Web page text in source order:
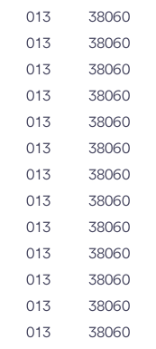
013
38060
013
38060
013
38060
013
38060
013
38060
013
38060
013
38060
013
38060
013
38060
013
38060
013
38060
013
38060
013
38060